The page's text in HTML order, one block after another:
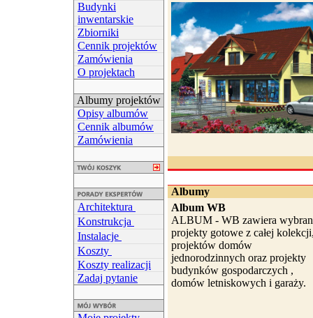
Budynki
inwentarskie
Zbiorniki
Cennik projektów
Zamówienia
O projektach
Albumy projektów
Opisy albumów
Cennik albumów
Zamówienia
Architektura
Konstrukcja
Instalacje
Koszty
Koszty realizacji
Zadaj pytanie
Albumy
Album WB
ALBUM - WB zawiera
projekty gotowe z całej
projektów domów
jednorodzinnych oraz projekty
budynków gospodarczych ,
domów letniskowych i garaży.